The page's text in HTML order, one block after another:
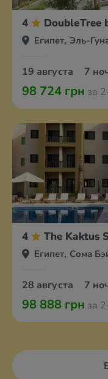
4 DoubleTree
Египет, Эль-
19 августа 7
98 724 грн за
4 The Kaktus
Египет, Сома
28 августа 7
98 888 грн за